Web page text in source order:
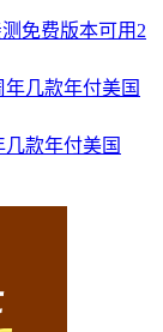
免费版本可用2
款年付美国